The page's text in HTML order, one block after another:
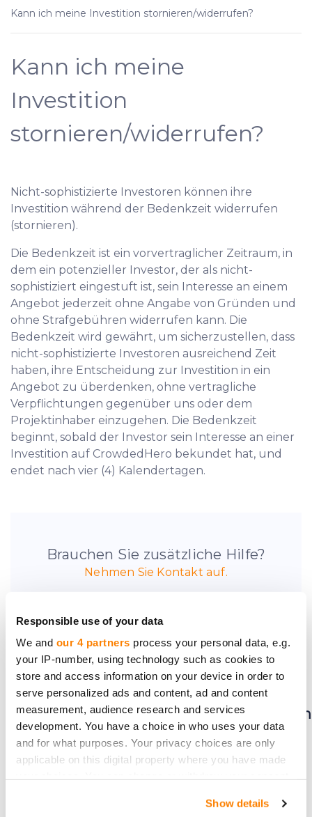
Responsible use of your data
We and our 4 partners process your personal data, e.g.
your IP-number, using technology such as cookies to
store and access information on your device in order to
serve personalized ads and content, ad and content
measurement, audience research and services
development. You have a choice in who uses your data
and for what purposes. Your privacy choices are only
applicable on this digital property where you have made
Show details
Kann ich meine Investition stornieren/widerrufen?
Kann ich meine
Investition
stornieren/widerrufen?
Nicht-sophistizierte Investoren können ihre
Investition während der Bedenkzeit widerrufen
(stornieren).
Die Bedenkzeit ist ein vorvertraglicher Zeitraum, in
dem ein potenzieller Investor, der als nicht-
sophistiziert eingestuft ist, sein Interesse an einem
Angebot jederzeit ohne Angabe von Gründen und
ohne Strafgebühren widerrufen kann. Die
Bedenkzeit wird gewährt, um sicherzustellen, dass
nicht-sophistizierte Investoren ausreichend Zeit
haben, ihre Entscheidung zur Investition in ein
Angebot zu überdenken, ohne vertragliche
Verpflichtungen gegenüber uns oder dem
Projektinhaber einzugehen. Die Bedenkzeit
beginnt, sobald der Investor sein Interesse an einer
Investition auf CrowdedHero bekundet hat, und
endet nach vier (4) Kalendertagen.
Brauchen Sie zusätzliche Hilfe?
Nehmen Sie Kontakt auf.
Seien Sie der Erste, der
von neuen
Investmentmöglichkeiten
erfährt.